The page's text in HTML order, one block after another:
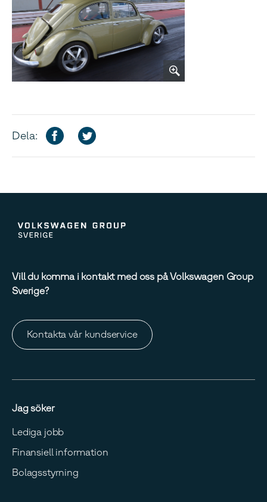
Dela:
Vill du komma i kontakt med oss på Volkswagen Group
Sverige?
Kontakta vår kundservice
Jag söker
Lediga jobb
Finansiell information
Bolagsstyrning